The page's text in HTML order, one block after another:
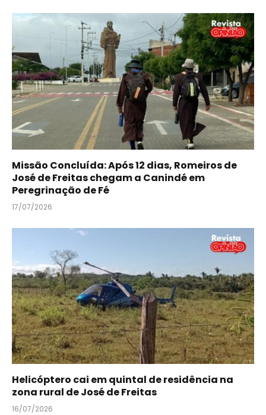
Missão Concluída: Após 12 dias, Romeiros de
José de Freitas chegam a Canindé em
Peregrinação de Fé
17/07/2026
Helicóptero cai em quintal de residência na
zona rural de José de Freitas
16/07/2026